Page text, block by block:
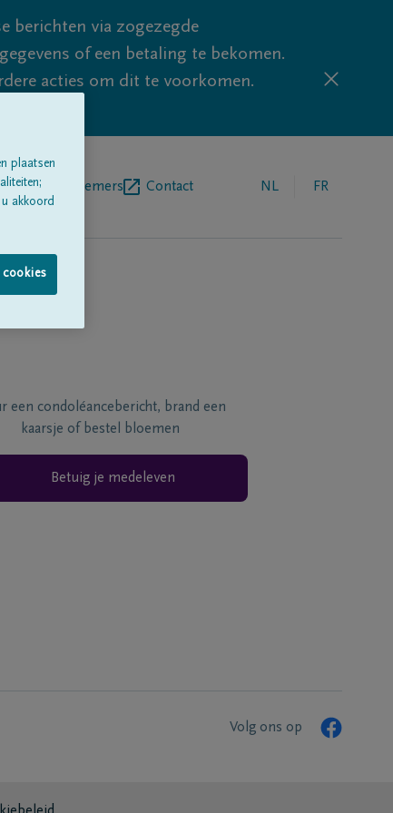
berichten via zogezegde
of een betaling te bekomen.
acties om dit te voorkomen.
Contact NL FR
een condoléancebericht, brand een
kaarsje of bestel bloemen
Betuig je medeleven
Volg ons op
plaatsen
akkoord